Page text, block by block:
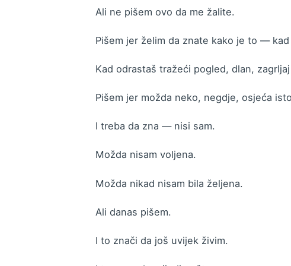
Ali ne pišem ovo da me žalite.
Pišem jer želim da znate kako je to —
Kad odrastaš tražeći pogled, dlan,
Pišem jer možda neko, negdje, osjeća
I treba da zna — nisi sam.
Možda nisam voljena.
Možda nikad nisam bila željena.
Ali danas pišem.
I to znači da još uvijek živim.